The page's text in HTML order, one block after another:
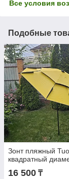
Все условия
Подобные
Зонт пляжный
квадратный
16 500 ₸